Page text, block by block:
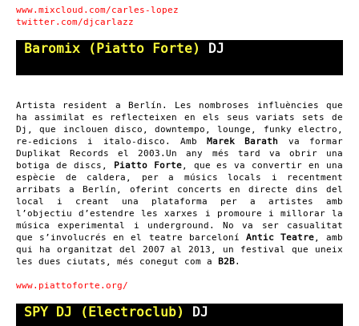
www.mixcloud.com/carles-lopez
twitter.com/djcarlazz
Baromix (Piatto Forte) DJ
Artista resident a Berlín. Les nombroses influències que
ha assimilat es reflecteixen en els seus variats sets de
Dj, que inclouen disco, downtempo, lounge, funky electro,
re-edicions i italo-disco. AmbMarek Barath
va formar
Duplikat Records el 2003.Un any més tard va obrir una
botiga de discs, Piatto Forte, que es va convertir en una
espècie de caldera, per a músics locals i recentment
arribats a Berlín, oferint concerts en directe dins del
local i creant una plataforma per a artistes amb
l’objectiu d’estendre les xarxes i promoure i millorar la
música experimental i underground. No va ser casualitat
que s’involucrés en el teatre barceloní Antic Teatre, amb
qui ha organitzat del 2007 al 2013, un festival que uneix
les dues ciutats, més conegut com a B2B.
www.piattoforte.org/
SPY DJ (Electroclub) DJ